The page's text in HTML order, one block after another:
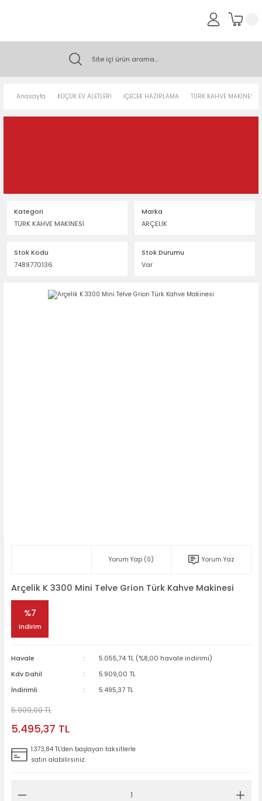
Anasayfa KÜÇÜK EV ALETLERİ İÇECEK HAZIRLAMA TÜRK KAHVE MAKİNESİ
Kategori
TÜRK KAHVE MAKİNESİ
Marka
ARÇELİK
Stok Kodu
7489770136
Stok Durumu
Var
Yorum Yap (0) Yorum Yaz
Arçelik K 3300 Mini Telve Grion Türk Kahve Makinesi
%7
indirim
Havale
5.055,74 TL (%8,00 havale indirimi)
Kdv Dahil
5.909,00 TL
İndirimli
5.495,37 TL
5.909,00 TL
5.495,37 TL
1.373,84 TL'den başlayan taksitlerle
satın alabilirsiniz.